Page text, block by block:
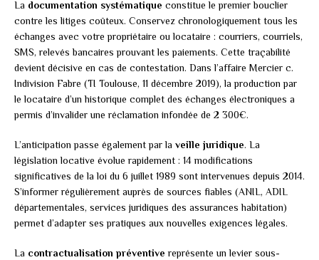
La documentation systématique constitue le premier bouclier
contre les litiges coûteux. Conservez chronologiquement tous les
échanges avec votre propriétaire ou locataire : courriers, courriels,
SMS, relevés bancaires prouvant les paiements. Cette traçabilité
devient décisive en cas de contestation. Dans l’affaire Mercier c.
Indivision Fabre (TI Toulouse, 11 décembre 2019), la production par
le locataire d’un historique complet des échanges électroniques a
permis d’invalider une réclamation infondée de 2 300€.
L’anticipation passe également par la veille juridique. La
législation locative évolue rapidement : 14 modifications
significatives de la loi du 6 juillet 1989 sont intervenues depuis 2014.
S’informer régulièrement auprès de sources fiables (ANIL, ADIL
départementales, services juridiques des assurances habitation)
permet d’adapter ses pratiques aux nouvelles exigences légales.
La contractualisation préventive représente un levier sous-